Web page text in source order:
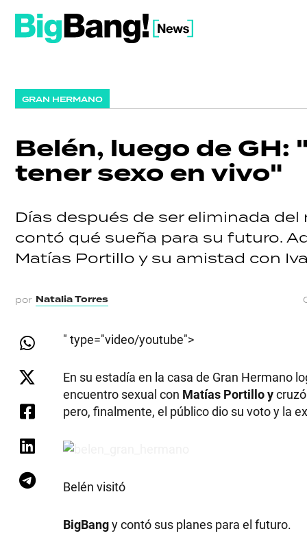
GRAN HERMANO
Belén, luego de
tener sexo en vivo"
Días después de ser eliminada
contó qué sueña para su futuro.
Matías Portillo y su amistad con
por Natalia Torres
" type="video/youtube">
En su estadía en la casa de Gran Hermano
encuentro sexual con Matías Portillo y
pero, finalmente, el público dio su voto y la
Belén visitó
BigBangy contó sus planes para el futuro.